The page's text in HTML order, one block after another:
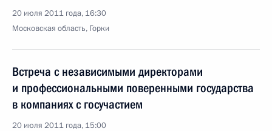
20 июля 2011 года, 16:30
Московская область, Горки
Встреча с независимыми директорами
и профессиональными поверенными государства
в компаниях с госучастием
20 июля 2011 года, 15:00